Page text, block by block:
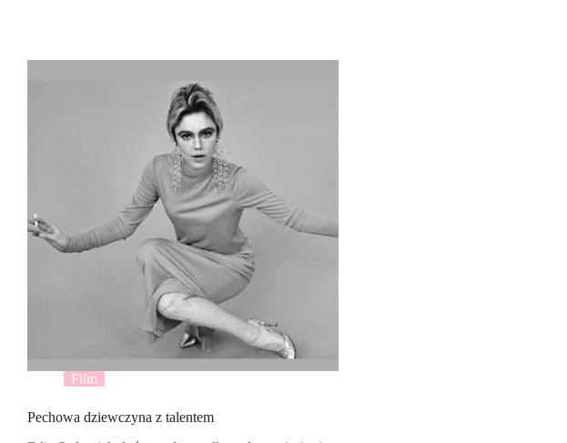
Film
Pechowa dziewczyna z talentem